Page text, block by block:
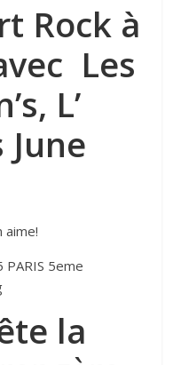
Rock à
Les
L’
aime!
PARIS 5eme
la